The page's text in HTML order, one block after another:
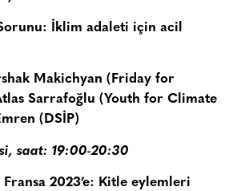
İklim adaleti için acil
Makichyan (Friday for
Sarrafoğlu (Youth for Climate
(DSİP)
saat: 19:00-20:30
Fransa 2023’e: Kitle eylemleri